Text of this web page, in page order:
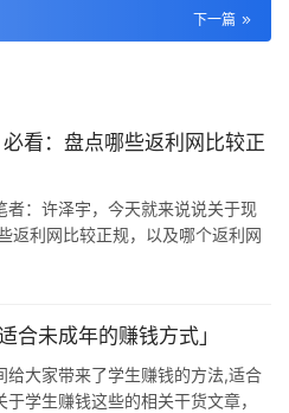
下一篇
看：盘点哪些返利网比较正
：许泽宇，今天就来说说关于现
返利网比较正规，以及哪个返利网
我做这种返利模式的社交电商已经
本身是没有问题的，欧美早在
合未成年的赚钱方式」
大家带来了学生赚钱的方法,适合
学生赚钱这些的相关干货文章，